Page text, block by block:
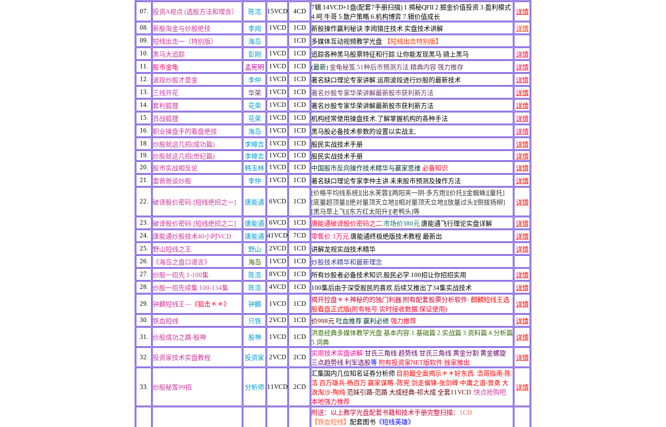
07. 投资A视点 (选股方法和理含） 陈浩 15VCD 4CD
7辑.14VCD+1盘(配套7手册扫描) 1.揭秘QFII 2.掘金价值投资 3.盈利模式
4.呵.牛哥 5.散户策略 6.机构博弈 7.辑价值成长
详情
08. 新股淘金与炒股绝技 李闻 1VCD 1CD 新股操作赢利秘诀 李闻猎庄技术.实盘技术讲解
详情
09.
短线出击一（特别版） 海岛 1CD 多媒体互动视频教学光盘:【短线出击特别版】
10.
黑马大追踪 彭刚 1VCD 1CD 追踪各种黑马股票特征和行踪.让你能发现黑马.骑上黑马
详情
11.
股市金龟 孟宪明 1VCD 1CD (最新) 金龟秘笈.51种后市预测方法.精典内容.强力推存
详情
12.
波段炒股才是金 李仲 1VCD 1CD 著名缺口理论专家讲解.运用波段进行炒股的最新技术
详情
13.
三线开花 华荣 1VCD 1CD 著名炒股专家华荣讲解最新股市获利新方法
详情
14.
套利狐狸 花荣 1VCD 1CD 著名炒股专家华荣讲解最新股市获利新方法
详情
15.
百战狐狸 花荣 1VCD 1CD 机构经常使用操盘技术.了解掌握机构的各种手法
详情
16.
职业操盘手的看盘绝技 海岛 1VCD 1CD 黑马股必备技术参数的设置以实战主,
详情
18.
炒股就这几招(成功篇) 李幛吉 1VCD 1CD 股民实战技术手册
详情
19.
炒股就这几招(世纪篇) 李幛吉 1VCD 1CD 股民实战技术手册
详情
20.
股市实战相反论 韩玉林 1VCD 1CD 中国股市反向操作技术精华与嬴家思维 必备知识
详情
21.
富爸爸谈炒股 李仲 1VCD 1CD 著名缺口理论专家李仲主讲.未来股市预测及操作方法 详情
22. 破译股价密码:[短线绝招之一] 唐能通 6VCD 1CD
[价格平均线系统][出水芙蓉][两阳夹一阴-多方炮][价托][金蜘蛛][量托]
[底量超顶量][绝对量顶天立地][相对量顶天立地][放量过头][倒拔扬柳]
[黑马草上飞][东方红太阳升][老鸭头]等
详情
23. 破译股价密码:[短线绝招之二] 唐能通 6VCD 1CD 唐能通破译股价密码之二.市场价380元 唐能通飞行理论实盘详解
详情
24.
唐能通炒股技术40小时VCD 唐能通 41VCD 7CD 零售价:1万元 唐能通终极绝版技术教程 最新出
详情
25.
野山短线之王 野山 2VCD 1CD 讲解龙规实战技术精华
详情
26.
《海岛之盘口语言》 海岛 1VCD 1CD
炒股技术精华和最新理念
27.
炒股一招先 1-100集 陈浩 8VCD 1CD 所有炒股者必备技术知识.股民必学.100招让你招招实用
详情
28.
炒股一招先续集 100-134集 陈浩 4VCD 1CD 100集后由于深受股民的喜欢.后续又推出了34集实战技术 详情
29. 钟麟短线王— 《狙击＊＊》 钟麟 1VCD 1CD
揭开控盘＊＊神秘的的独门利器.附有配套股票分析软件: 麒麟短线王选
股看盘正式版(附有帐号.实时接收数据.保证使用)
详情
30. 铁血短线 只铁 2VCD 1CD 价998元 吐血推荐 赢利必修 强力推荐 详情
31. 炒股成功之路-股神 股神 1VCD 1CD
洪恩经典多媒体教学光盘 基本内容:1.基础篇 2.实战篇 3.资料篇 4.分析篇
5.词典
详情
32. 投资家技术实盘教程 投资家 2VCD 2CD
实用技术实盘讲解:甘氏三角线 趋势线 甘氏三角线 黄金分割 黄金螺旋
三点趋势线 利军选股等 附有投资家NET版软件 独家推出
详情
33. 炒股秘笈99招 分析师 11VCD 2CD
汇集国内几位知名证券分析师 目前最全面揭示＊＊好东西. 浩哥指南-陈
浩 百万雄兵-杨百万 赢家谋略 -陈宪 剑走偏锋-张剑峰 中庸之道-曾勇 大
浪淘沙-陶纯 范妹引路-范路 大成经典-祁大成 全套11VCD .快点抢购吧.
本地强力推荐
详情
附送：以上教学光盘配套书籍和技术手册完整扫描： 1CD
【铁血短线】 配套图书 《短线英雄》